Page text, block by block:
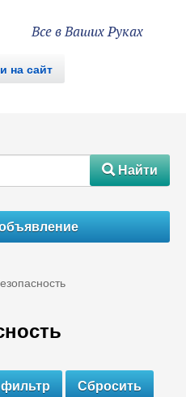
Все в Ваших Руках
на сайт
#Найти